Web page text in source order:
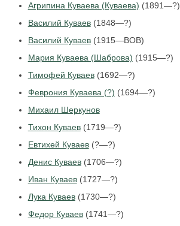
Агрипина Куваева (Куваева) (1891—?)
Василий Куваев(1848—?)
Василий Куваев(1915—ВОВ)
Мария Куваева (Шаброва) (1915—?)
Тимофей Куваев(1692—?)
Феврония Куваева (?) (1694—?)
Михаил Шеркунов
Тихон Куваев(1719—?)
Евтихей Куваев(?—?)
Денис Куваев(1706—?)
Иван Куваев(1727—?)
Лука Куваев(1730—?)
Федор Куваев(1741—?)